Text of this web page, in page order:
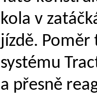
kola v
jízdě.
systému
a přesně